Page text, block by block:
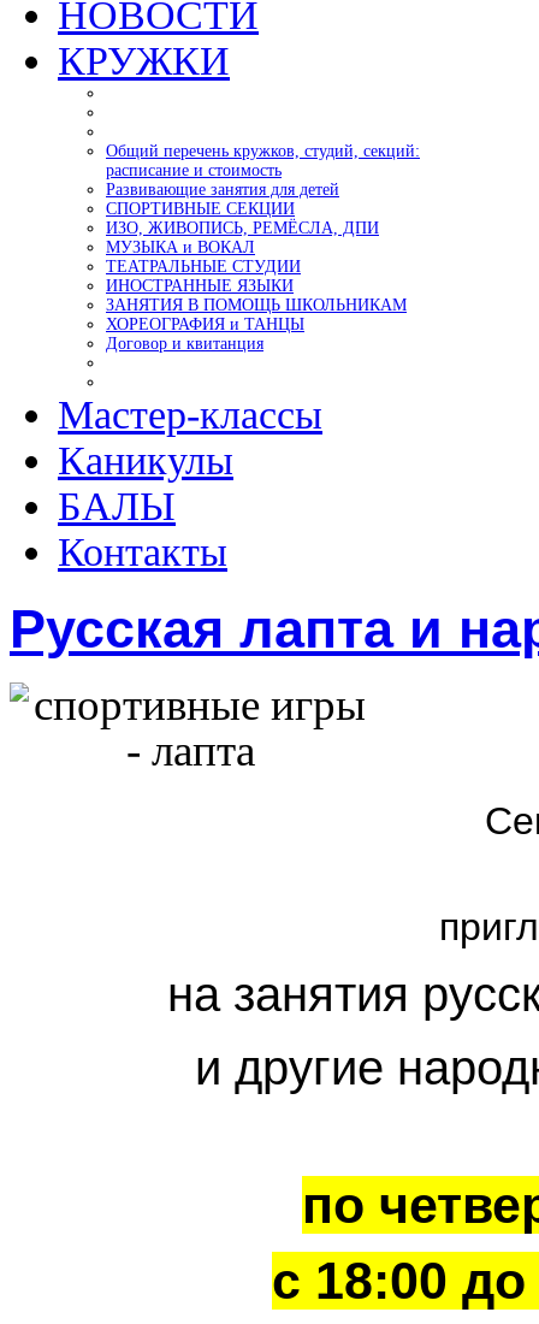
НОВОСТИ
КРУЖКИ
Общий перечень кружков, студий, секций:
расписание и стоимость
Развивающие занятия для детей
СПОРТИВНЫЕ СЕКЦИИ
ИЗО, ЖИВОПИСЬ, РЕМЁСЛА, ДПИ
МУЗЫКА и ВОКАЛ
ТЕАТРАЛЬНЫЕ СТУДИИ
ИНОСТРАННЫЕ ЯЗЫКИ
ЗАНЯТИЯ В ПОМОЩЬ ШКОЛЬНИКАМ
ХОРЕОГРАФИЯ и ТАНЦЫ
Договор и квитанция
Мастер-классы
Каникулы
БАЛЫ
Контакты
Русская лапта и
на занятия
и другие
по
с 18:00 до